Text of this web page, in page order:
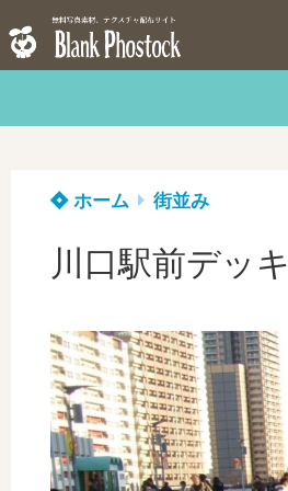
ホーム 街並み
川口駅前デッキ